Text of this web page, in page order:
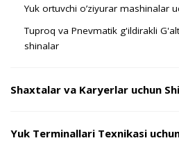
Yuk ortuvchi o’ziyurar mashinalar
Tuproq va Pnevmatik g'ildirakli
shinalar
Shaxtalar va Karyerlar uchun
Yuk Terminallari Texnikasi